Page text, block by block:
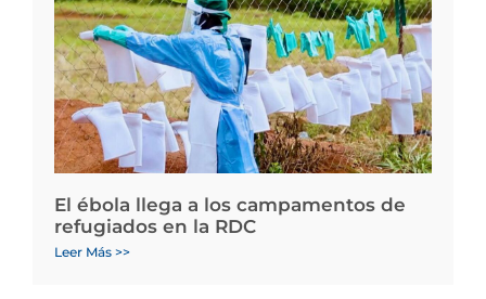
El ébola llega a los campamentos de
refugiados en la RDC
Leer Más >>